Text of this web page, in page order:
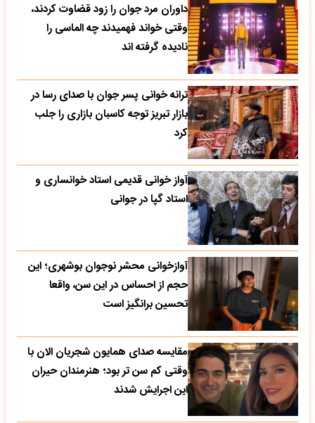
داوران مرد جوان را زود قضاوت کردند،
وقتی خواند فهمیدند چه الماسی را
نادیده گرفته اند
ترانه خوانی پسر جوان با صدای رسا در
بازار تبریز توجه کاسبان بازاری را جلب
کرد
آواز خوانی قدیمی استاد خوانساری و
استاد گپا در جوانی
آوازخوانی محشر نوجوان بوشهری؛ این
حجم از احساس در این سن، واقعا
تحسین‌ برانگیز است
مقایسه صدای همایون شجریان الان با
وقتی کم سن تر بود؛ هنرمندان حیران
این اجرایش شدند